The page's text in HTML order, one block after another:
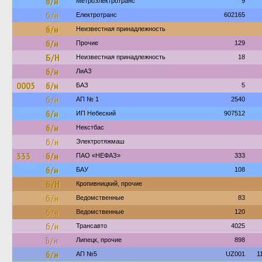
б/н Електротранс 602165
б/н Неизвестная принадлежность
б/н Прочие 129
Б/Н Неизвестная принадлежность 18
б/н ЛиАЗ
0005 б/н БАЗ 5
б/н АП № 1 2540
б/н ИП Небеский 907512
б/н Некстбас
б/н Электротяжмаш
333 б/н ПАО «НЕФАЗ» 333
б/н БАУ 108
Б/Н Кропивницкий, прочие
б/н Ведомственные 83
б/н Ведомственные 120
б/н Трансавто 4025
Б/н Липецк, прочие 898
б/н АП №5 UZ001